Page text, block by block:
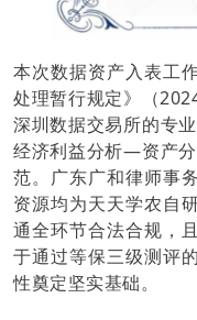
本次数据资产入表工
处理暂行规定》（
深圳数据交易所的专
经济利益分析—资产
范。广东广和律师事
资源均为天天学农自
通全环节合法合规，
于通过等保三级测评
性奠定坚实基础。